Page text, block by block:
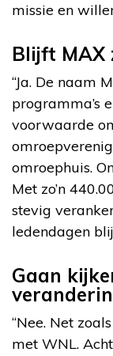
missie en
Blijft MAX
“Ja. De naam
programma’s
voorwaarde
omroephuis.
Met zo’n
stevig
ledendagen
Gaan
“Nee. Net
met WNL.